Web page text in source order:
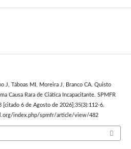
J, Táboas MI, Moreira J, Branco CA. Quisto
Causa Rara de Ciática Incapacitante. SPMFR
6 de Agosto de 2026];35(3):112-6.
index.php/spmfr/article/view/482